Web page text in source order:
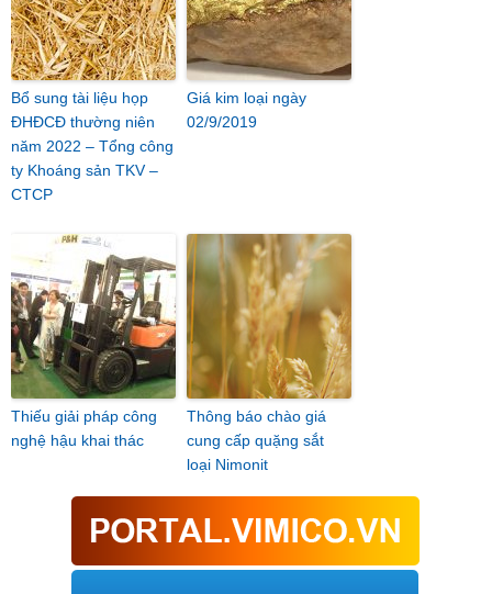
Bổ sung tài liệu họp
ĐHĐCĐ thường niên
năm 2022 – Tổng công
ty Khoáng sản TKV –
CTCP
Giá kim loại ngày
02/9/2019
Thiếu giải pháp công
nghệ hậu khai thác
Thông báo chào giá
cung cấp quặng sắt
loại Nimonit